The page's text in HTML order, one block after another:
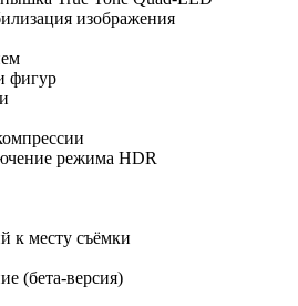
изображения
фигур
режима HDR
к месту съёмки
(бета‑версия)